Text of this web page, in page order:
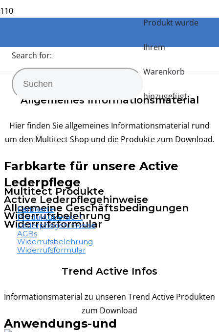
Search for:
Produktwurde
Ihrem
Warenkorb
hinzugefügt.
Informationsmaterial
Start
Allgemeines Informationsmaterial
Hier finden Sie allgemeines Informationsmaterial rund
um den Multitect Shop und die Produkte zum Download.
Farbkarte für unsere Active
Lederpflege
Farbkarte
Multitect Produkte
Produktübersicht
Active Lederpflegehinweise
Lederpflegehinweise
Allgemeine Geschäftsbedingungen
AGBs
Widerrufsbelehrung
Widerrufsbelehrung
Widerrufsformular
Widerrufsformular
Trend Active Infos
Informationsmaterial zu unseren Trend Active Produkten
zum Download
Anwendungs-und